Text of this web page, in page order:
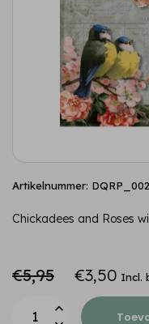
Artikelnummer:
Chickadees and Roses
€5,95 €3,50 Incl.